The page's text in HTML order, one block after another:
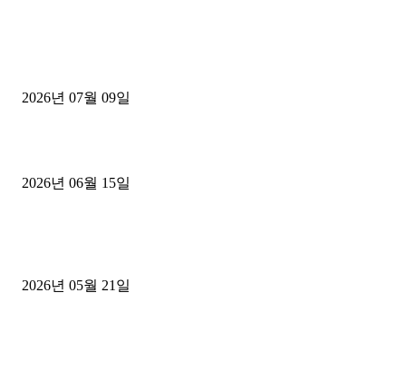
2026년 07월 09일
2026년 06월 15일
2026년 05월 21일